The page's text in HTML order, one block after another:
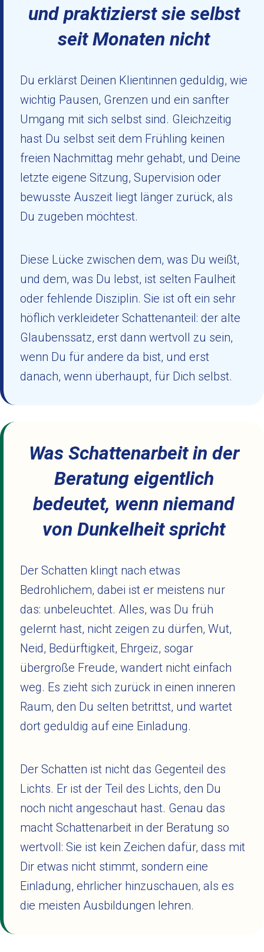
und praktizierst sie selbst
seit Monaten nicht
Du erklärst Deinen Klientinnen geduldig, wie
wichtig Pausen, Grenzen und ein sanfter
Umgang mit sich selbst sind. Gleichzeitig
hast Du selbst seit dem Frühling keinen
freien Nachmittag mehr gehabt, und Deine
letzte eigene Sitzung, Supervision oder
bewusste Auszeit liegt länger zurück, als
Du zugeben möchtest.
Diese Lücke zwischen dem, was Du weißt,
und dem, was Du lebst, ist selten Faulheit
oder fehlende Disziplin. Sie ist oft ein sehr
höflich verkleideter Schattenanteil: der alte
Glaubenssatz, erst dann wertvoll zu sein,
wenn Du für andere da bist, und erst
danach, wenn überhaupt, für Dich selbst.
Was Schattenarbeit in der
Beratung eigentlich
bedeutet, wenn niemand
von Dunkelheit spricht
Der Schatten klingt nach etwas
Bedrohlichem, dabei ist er meistens nur
das: unbeleuchtet. Alles, was Du früh
gelernt hast, nicht zeigen zu dürfen, Wut,
Neid, Bedürftigkeit, Ehrgeiz, sogar
übergroße Freude, wandert nicht einfach
weg. Es zieht sich zurück in einen inneren
Raum, den Du selten betrittst, und wartet
dort geduldig auf eine Einladung.
Der Schatten ist nicht das Gegenteil des
Lichts. Er ist der Teil des Lichts, den Du
noch nicht angeschaut hast. Genau das
macht Schattenarbeit in der Beratung so
wertvoll: Sie ist kein Zeichen dafür, dass mit
Dir etwas nicht stimmt, sondern eine
Einladung, ehrlicher hinzuschauen, als es
die meisten Ausbildungen lehren.